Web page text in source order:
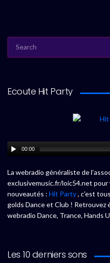
FOR:
Ecoute Hit Party
00:00
La webradio généraliste de
exclusivemusic.fr/loic54.net
nouveautés : Hit Party, c’est
golds Dance et Club ! Retrouvez
webradio Dance, Trance, Hands
Les 10 derniers sons